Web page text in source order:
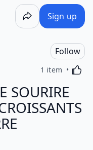
Sign up
Follow
1 item
SOURIRE